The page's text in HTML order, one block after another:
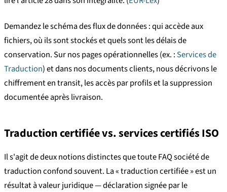
Demandez le schéma des flux de données : qui accède aux
fichiers, où ils sont stockés et quels sont les délais de
conservation. Sur nos pages opérationnelles (ex. : Services de
Traduction) et dans nos documents clients, nous décrivons le
chiffrement en transit, les accès par profils et la suppression
documentée après livraison.
Traduction certifiée vs. services certifiés ISO
Il s'agit de deux notions distinctes que toute FAQ société de
traduction confond souvent. La « traduction certifiée » est un
résultat à valeur juridique — déclaration signée par le